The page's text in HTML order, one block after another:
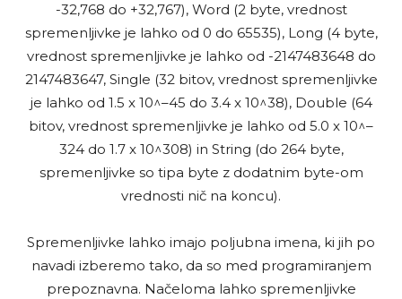
-32,768 do +32,767), Word (2 byte, vrednost
spremenljivke je lahko od 0 do 65535), Long (4 byte,
vrednost spremenljivke je lahko od -2147483648 do
2147483647, Single (32 bitov, vrednost spremenljivke
je lahko od 1.5 x 10^–45 do 3.4 x 10^38), Double (64
bitov, vrednost spremenljivke je lahko od 5.0 x 10^–
324 do 1.7 x 10^308) in String (do 264 byte,
spremenljivke so tipa byte z dodatnim byte-om
vrednosti nič na koncu).
Spremenljivke lahko imajo poljubna imena, ki jih po
navadi izberemo tako, da so med programiranjem
prepoznavna. Načeloma lahko spremenljivke